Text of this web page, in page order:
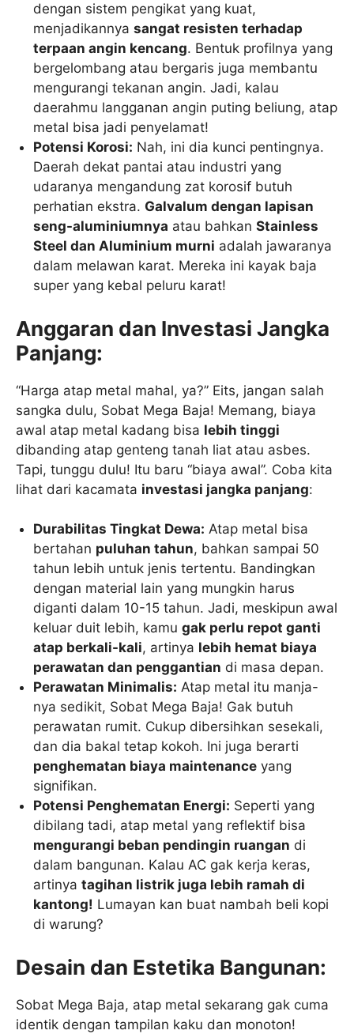
dengan sistem pengikat yang kuat,
menjadikannyasangat resisten terhadap
terpaan angin kencang. Bentuk profilnya yang
bergelombang atau bergaris juga membantu
mengurangi tekanan angin. Jadi, kalau
daerahmu langganan angin puting beliung, atap
metal bisa jadi penyelamat!
Potensi Korosi: Nah, ini dia kunci pentingnya.
Daerah dekat pantai atau industri yang
udaranya mengandung zat korosif butuh
perhatian ekstra. Galvalum dengan lapisan
seng-aluminiumnya atau bahkanStainless
Steel dan Aluminium murni adalah jawaranya
dalam melawan karat. Mereka ini kayak baja
super yang kebal peluru karat!
Anggaran dan Investasi Jangka
Panjang:
“Harga atap metal mahal, ya?” Eits, jangan salah
sangka dulu, Sobat Mega Baja! Memang, biaya
awal atap metal kadang bisa lebih tinggi
dibanding atap genteng tanah liat atau asbes.
Tapi, tunggu dulu! Itu baru “biaya awal”. Coba kita
lihat dari kacamata investasi jangka panjang:
Durabilitas Tingkat Dewa: Atap metal bisa
bertahan puluhan tahun, bahkan sampai 50
tahun lebih untuk jenis tertentu. Bandingkan
dengan material lain yang mungkin harus
diganti dalam 10-15 tahun. Jadi, meskipun awal
keluar duit lebih, kamugak perlu repot ganti
atap berkali-kali, artinya lebih hemat biaya
perawatan dan penggantian di masa depan.
Perawatan Minimalis: Atap metal itu manja-
nya sedikit, Sobat Mega Baja! Gak butuh
perawatan rumit. Cukup dibersihkan sesekali,
dan dia bakal tetap kokoh. Ini juga berarti
penghematan biaya maintenance yang
signifikan.
Potensi Penghematan Energi: Seperti yang
dibilang tadi, atap metal yang reflektif bisa
mengurangi beban pendingin ruangan di
dalam bangunan. Kalau AC gak kerja keras,
artinyatagihan listrik juga lebih ramah di
kantong! Lumayan kan buat nambah beli kopi
di warung?
Desain dan Estetika Bangunan:
Sobat Mega Baja, atap metal sekarang gak cuma
identik dengan tampilan kaku dan monoton!